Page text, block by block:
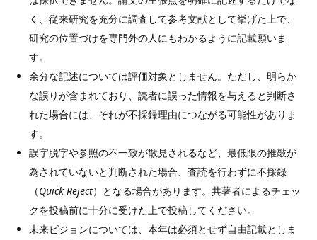
く、従来研究を充分に調査して参考文献として挙げた上で、
研究の位置づけを専門外の人にもわかるように記載願いま
す。
余分な記述については評価対象としません。ただし、明らか
な誤りが含まれており、読者に誤った情報を与えると判断さ
れた場合には、それが不採録理由につながる可能性がありま
す。
誤字脱字や参照の不一致が散見されるなど、最低限の推敲が
為されていないと判断された場合、査読を行わずに不採録
（Quick Reject）となる場合があります。共著者によるチェッ
クを投稿前に十分に受けた上で投稿してください。
未来ビジョンについては、本年は必須とせず自由記載としま